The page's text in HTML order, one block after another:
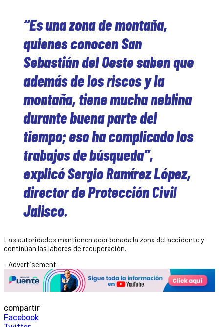
“Es una zona de montaña,
quienes conocen San
Sebastián del Oeste saben que
además de los riscos y la
montaña, tiene mucha neblina
durante buena parte del
tiempo; eso ha complicado los
trabajos de búsqueda”,
explicó Sergio Ramírez López,
director de Protección Civil
Jalisco.
Las autoridades mantienen acordonada la zona del accidente y
continúan las labores de recuperación.
- Advertisement -
compartir
Facebook